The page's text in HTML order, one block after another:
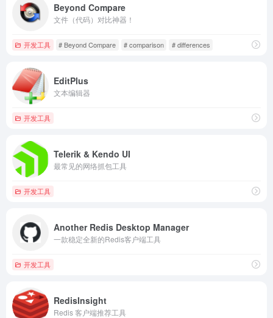
Beyond Compare
文件（代码）对比神器！
开发工具 # Beyond Compare # comparison # differences
EditPlus
文本编辑器
开发工具
Telerik & Kendo UI
最常见的网络抓包工具
开发工具
Another Redis Desktop Manager
一款稳定全新的Redis客户端工具
开发工具
RedisInsight
Redis 客户端推荐工具